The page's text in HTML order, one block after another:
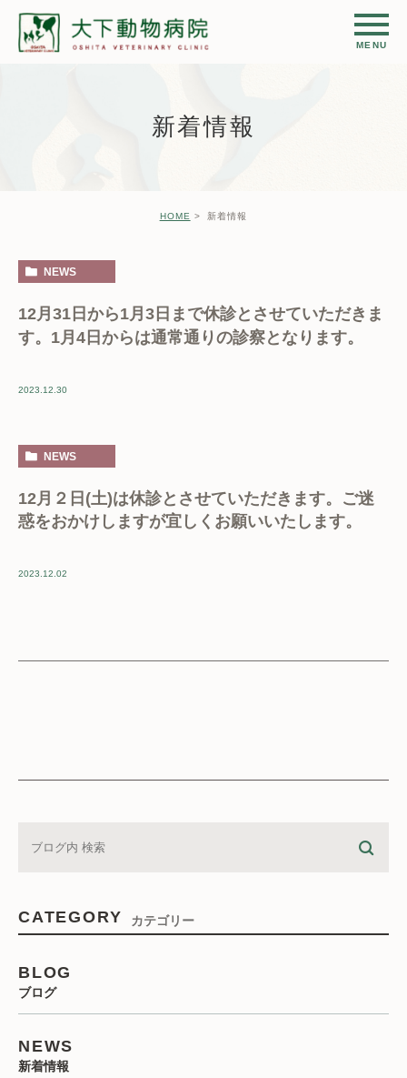
新着情報
HOME 新着情報
NEWS
12月31日から1月3日まで休診とさせていただきま
す。1月4日からは通常通りの診察となります。
2023.12.30
NEWS
12月２日(土)は休診とさせていただきます。ご迷
惑をおかけしますが宜しくお願いいたします。
2023.12.02
CATEGORY カテゴリー
BLOG
ブログ
NEWS
新着情報